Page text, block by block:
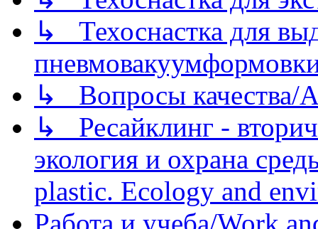
↳ Техоснастка для
↳ Вопросы качества/
↳ Ресайклинг -
экология и охрана
plastic. Ecology and